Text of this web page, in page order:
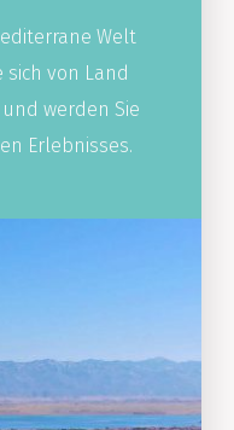
Welt
sich von Land
werden Sie
Erlebnisses.